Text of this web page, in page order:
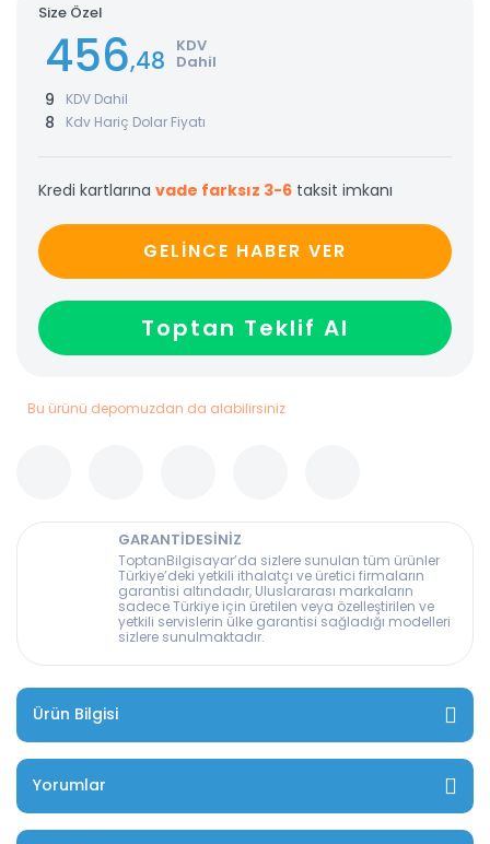
Size Özel
456,48 KDV
Dahil
9 KDV Dahil
8 Kdv Hariç Dolar Fiyatı
Kredi kartlarına vade farksız 3-6 taksit imkanı
GELİNCE HABER VER
Toptan Teklif Al
Bu ürünü depomuzdan da alabilirsiniz
GARANTİDESİNİZ
ToptanBilgisayar’da sizlere sunulan tüm ürünler
Türkiye’deki yetkili ithalatçı ve üretici firmaların
garantisi altındadır, Uluslararası markaların
sadece Türkiye için üretilen veya özelleştirilen ve
yetkili servislerin ülke garantisi sağladığı modelleri
sizlere sunulmaktadır.
Ürün Bilgisi
Yorumlar